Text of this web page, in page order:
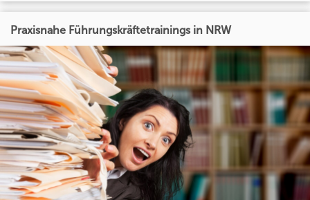
Praxisnahe Führungskräftetrainings in NRW